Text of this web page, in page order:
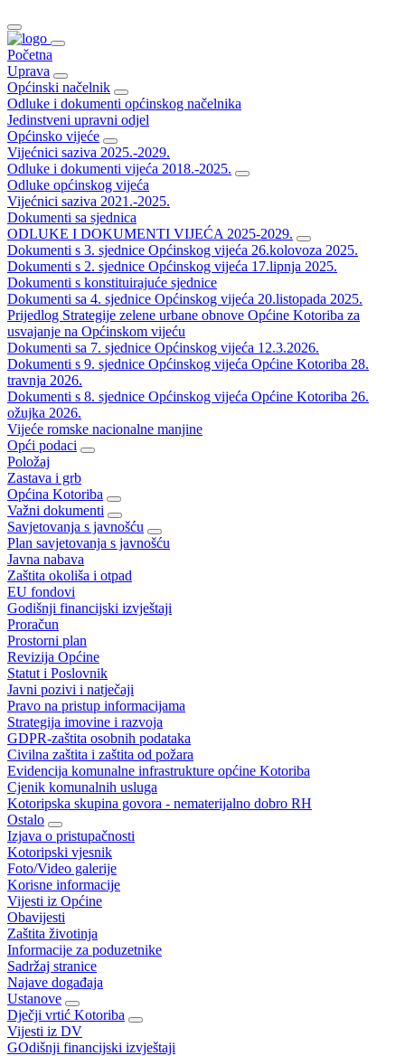
Početna
Uprava
Općinski načelnik
Odluke i dokumenti općinskog načelnika
Jedinstveni upravni odjel
Općinsko vijeće
Vijećnici saziva 2025.-2029.
Odluke i dokumenti vijeća 2018.-2025.
Odluke općinskog vijeća
Vijećnici saziva 2021.-2025.
Dokumenti sa sjednica
ODLUKE I DOKUMENTI VIJEĆA 2025-2029.
Dokumenti s 3. sjednice Općinskog vijeća 26.kolovoza 2025.
Dokumenti s 2. sjednice Općinskog vijeća 17.lipnja 2025.
Dokumenti s konstituirajuće sjednice
Dokumenti sa 4. sjednice Općinskog vijeća 20.listopada 2025.
Prijedlog Strategije zelene urbane obnove Općine Kotoriba za
usvajanje na Općinskom vijeću
Dokumenti sa 7. sjednice Općinskog vijeća 12.3.2026.
Dokumenti s 9. sjednice Općinskog vijeća Općine Kotoriba 28.
travnja 2026.
Dokumenti s 8. sjednice Općinskog vijeća Općine Kotoriba 26.
ožujka 2026.
Vijeće romske nacionalne manjine
Opći podaci
Položaj
Zastava i grb
Općina Kotoriba
Važni dokumenti
Savjetovanja s javnošću
Plan savjetovanja s javnošću
Javna nabava
Zaštita okoliša i otpad
EU fondovi
Godišnji financijski izvještaji
Proračun
Prostorni plan
Revizija Općine
Statut i Poslovnik
Javni pozivi i natječaji
Pravo na pristup informacijama
Strategija imovine i razvoja
GDPR-zaštita osobnih podataka
Civilna zaštita i zaštita od požara
Evidencija komunalne infrastrukture općine Kotoriba
Cjenik komunalnih usluga
Kotoripska skupina govora - nematerijalno dobro RH
Ostalo
Izjava o pristupačnosti
Kotoripski vjesnik
Foto/Video galerije
Korisne informacije
Vijesti iz Općine
Obavijesti
Zaštita životinja
Informacije za poduzetnike
Sadržaj stranice
Najave događaja
Ustanove
Dječji vrtić Kotoriba
Vijesti iz DV
GOdišnji financijski izvještaji